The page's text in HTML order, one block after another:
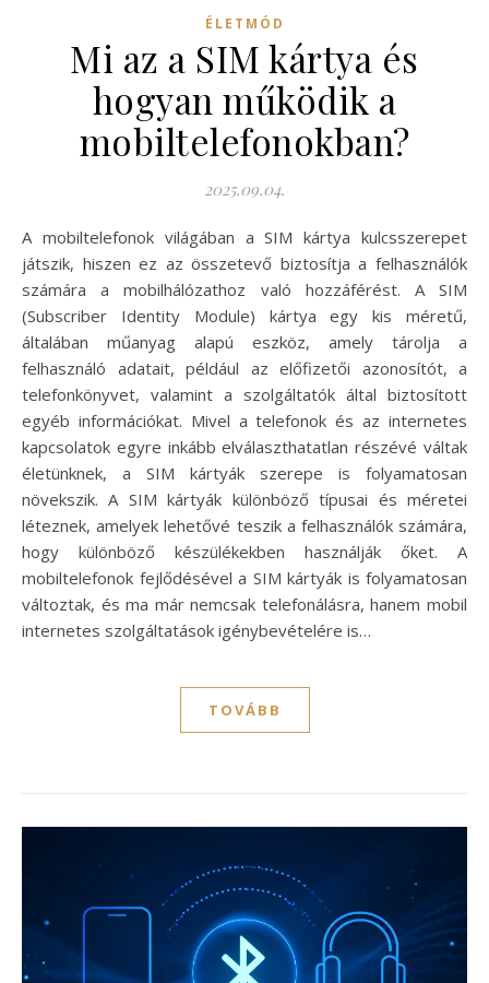
ÉLETMÓD
Mi az a SIM kártya és
hogyan működik a
mobiltelefonokban?
2025.09.04.
A mobiltelefonok világában a SIM kártya kulcsszerepet
játszik, hiszen ez az összetevő biztosítja a felhasználók
számára a mobilhálózathoz való hozzáférést. A SIM
(Subscriber Identity Module) kártya egy kis méretű,
általában műanyag alapú eszköz, amely tárolja a
felhasználó adatait, például az előfizetői azonosítót, a
telefonkönyvet, valamint a szolgáltatók által biztosított
egyéb információkat. Mivel a telefonok és az internetes
kapcsolatok egyre inkább elválaszthatatlan részévé váltak
életünknek, a SIM kártyák szerepe is folyamatosan
növekszik. A SIM kártyák különböző típusai és méretei
léteznek, amelyek lehetővé teszik a felhasználók számára,
hogy különböző készülékekben használják őket. A
mobiltelefonok fejlődésével a SIM kártyák is folyamatosan
változtak, és ma már nemcsak telefonálásra, hanem mobil
internetes szolgáltatások igénybevételére is…
TOVÁBB